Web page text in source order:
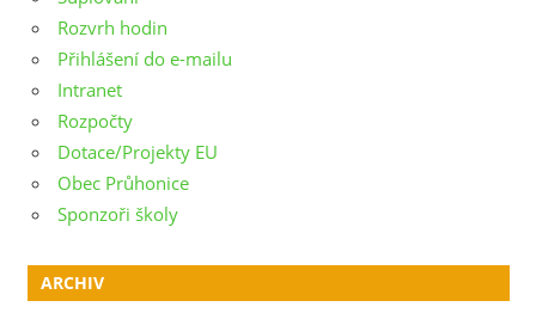
Rozvrh hodin
Přihlášení do e-mailu
Intranet
Rozpočty
Dotace/Projekty EU
Obec Průhonice
Sponzoři školy
ARCHIV